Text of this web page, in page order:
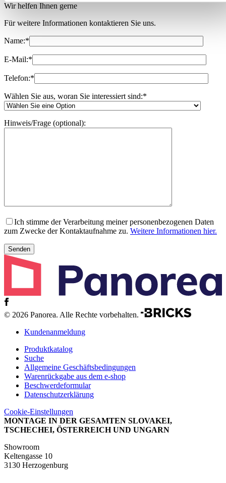
Wir helfen Ihnen gerne
Für weitere Informationen kontaktieren Sie uns.
Name:*
E-Mail:*
Telefon:*
Wählen Sie aus, woran Sie interessiert sind:*
Hinweis/Frage (optional):
Ich stimme der Verarbeitung meiner personenbezogenen Daten
zum Zwecke der Kontaktaufnahme zu. Weitere Informationen hier.
© 2026 Panorea. Alle Rechte vorbehalten.
Kundenanmeldung
Produktkatalog
Suche
Allgemeine Geschäftsbedingungen
Warenrückgabe aus dem e-shop
Beschwerdeformular
Datenschutzerklärung
Cookie-Einstellungen
MONTAGE IN DER GESAMTEN SLOVAKEI,
TSCHECHEI, ÖSTERREICH UND UNGARN
Showroom
Keltengasse 10
3130 Herzogenburg